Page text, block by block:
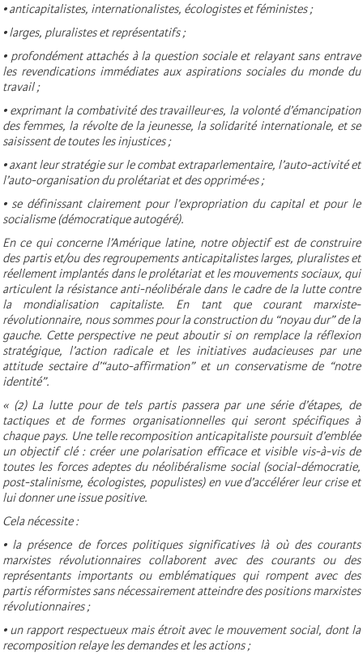
• anticapitalistes, internationalistes, écologistes et féministes ;
• larges, pluralistes et représentatifs ;
• profondément attachés à la question sociale et relayant sans entrave
les revendications immédiates aux aspirations sociales du monde du
travail ;
• exprimant la combativité des travailleur·es, la volonté d’émancipation
des femmes, la révolte de la jeunesse, la solidarité internationale, et se
saisissent de toutes les injustices ;
• axant leur stratégie sur le combat extraparlementaire, l’auto-activité et
l’auto-organisation du prolétariat et des opprimé·es ;
• se définissant clairement pour l’expropriation du capital et pour le
socialisme (démocratique autogéré).
En ce qui concerne l’Amérique latine, notre objectif est de construire
des partis et/ou des regroupements anticapitalistes larges, pluralistes et
réellement implantés dans le prolétariat et les mouvements sociaux, qui
articulent la résistance anti-néolibérale dans le cadre de la lutte contre
la mondialisation capitaliste. En tant que courant marxiste-
révolutionnaire, nous sommes pour la construction du “noyau dur” de la
gauche. Cette perspective ne peut aboutir si on remplace la réflexion
stratégique, l’action radicale et les initiatives audacieuses par une
attitude sectaire d’“auto-affirmation” et un conservatisme de “notre
identité”.
« (2) La lutte pour de tels partis passera par une série d’étapes, de
tactiques et de formes organisationnelles qui seront spécifiques à
chaque pays. Une telle recomposition anticapitaliste poursuit d’emblée
un objectif clé : créer une polarisation efficace et visible vis-à-vis de
toutes les forces adeptes du néolibéralisme social (social-démocratie,
post-stalinisme, écologistes, populistes) en vue d’accélérer leur crise et
lui donner une issue positive.
Cela nécessite :
• la présence de forces politiques significatives là où des courants
marxistes révolutionnaires collaborent avec des courants ou des
représentants importants ou emblématiques qui rompent avec des
partis réformistes sans nécessairement atteindre des positions marxistes
révolutionnaires ;
• un rapport respectueux mais étroit avec le mouvement social, dont la
recomposition relaye les demandes et les actions ;